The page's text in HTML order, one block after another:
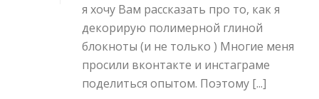
я хочу Вам рассказать про то, как я
декорирую полимерной глиной
блокноты (и не только ) Многие меня
просили вконтакте и инстаграме
поделиться опытом. Поэтому [...]